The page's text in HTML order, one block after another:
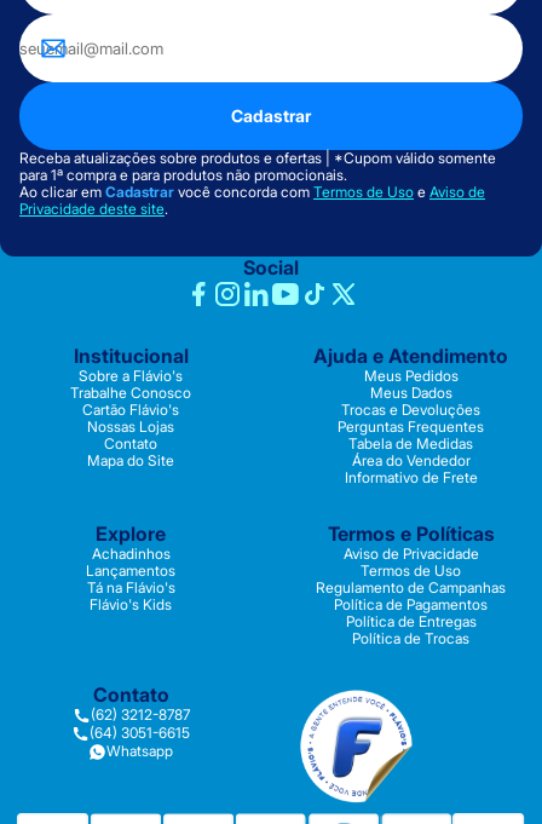
Cadastrar
Receba atualizações sobre produtos e ofertas | *Cupom válido somente
para 1ª compra e para produtos não promocionais.
Ao clicar em Cadastrar você concorda com Termos de Uso e Aviso de
Privacidade deste site.
Social
Institucional
Sobre a Flávio's
Trabalhe Conosco
Cartão Flávio's
Nossas Lojas
Contato
Mapa do Site
Ajuda e Atendimento
Meus Pedidos
Meus Dados
Trocas e Devoluções
Perguntas Frequentes
Tabela de Medidas
Área do Vendedor
Informativo de Frete
Explore
Achadinhos
Lançamentos
Tá na Flávio's
Flávio's Kids
Termos e Políticas
Aviso de Privacidade
Termos de Uso
Regulamento de Campanhas
Política de Pagamentos
Política de Entregas
Política de Trocas
Contato
(62) 3212-8787
(64) 3051-6615
Whatsapp